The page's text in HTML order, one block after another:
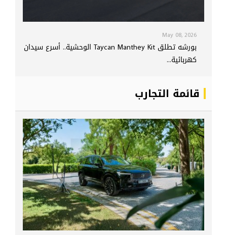
May 08, 2026
بورشه تطلق Taycan Manthey Kit الوحشية.. أسرع سيدان
كهربائية...
قائمة التجارب